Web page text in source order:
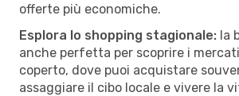
offerte più economiche.
Esplora lo shopping stagionale: la
anche perfetta per scoprire i
coperto, dove puoi acquistare
assaggiare il cibo locale e vivere la